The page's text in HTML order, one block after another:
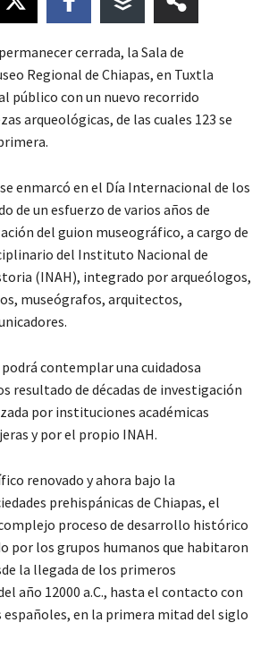
cerrada, la Sala de
Regional de Chiapas, en Tuxtla
público con un nuevo recorrido
arqueológicas, de las cuales 123 se
enmarcó en el Día Internacional de los
de un esfuerzo de varios años de
del guion museográfico, a cargo de
del Instituto Nacional de
(INAH), integrado por arqueólogos,
museógrafos, arquitectos,
podrá contemplar una cuidadosa
resultado de décadas de investigación
por instituciones académicas
y por el propio INAH.
renovado y ahora bajo la
prehispánicas de Chiapas, el
proceso de desarrollo histórico
por los grupos humanos que habitaron
la llegada de los primeros
año 12000 a.C., hasta el contacto con
españoles, en la primera mitad del siglo